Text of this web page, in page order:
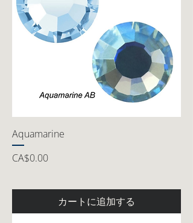
Aquamarine
価格
CA$0.00
カートに追加する